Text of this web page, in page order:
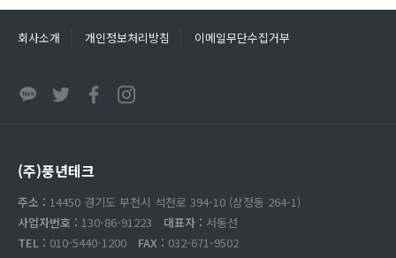
회사소개 개인정보처리방침 이메일무단수집거부
(주)풍년테크
주소 : 14450 경기도 부천시 석천로 394-10 (삼정동 264-1)
사업자번호 : 130-86-91223 대표자 : 서동선
TEL : 010-5440-1200 FAX : 032-671-9502